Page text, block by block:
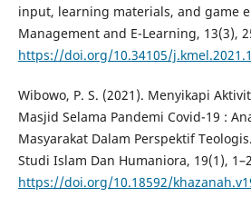
input, learning materials, and game
Management and E-Learning, 13(3),
https://doi.org/10.34105/
Wibowo, P. S. (2021). Menyikapi
Masjid Selama Pandemi Covid-19 :
Masyarakat Dalam Perspektif
Studi Islam Dan Humaniora, 19(1),
https://doi.org/10.18592/